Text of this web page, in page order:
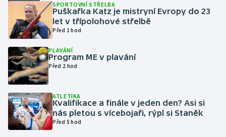
Lyže a snowboard
Moderní pětiboj
Motorsport
Parasport
SPORTOVNÍ STŘELBA
Puškařka Katz je mistryní Evropy do 23
let v třípolohové střelbě
Před 1 hod
PLAVÁNÍ
Program ME v plavání
Před 2 hod
ATLETIKA
Kvalifikace a finále v jeden den? Asi si
nás pletou s vícebojaři, rýpl si Staněk
Před 5 hod